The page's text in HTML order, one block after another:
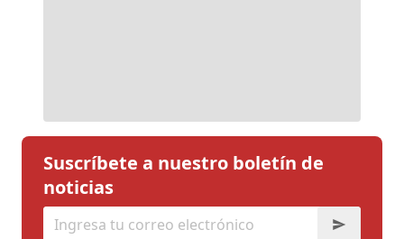
Suscríbete a nuestro boletín de
noticias